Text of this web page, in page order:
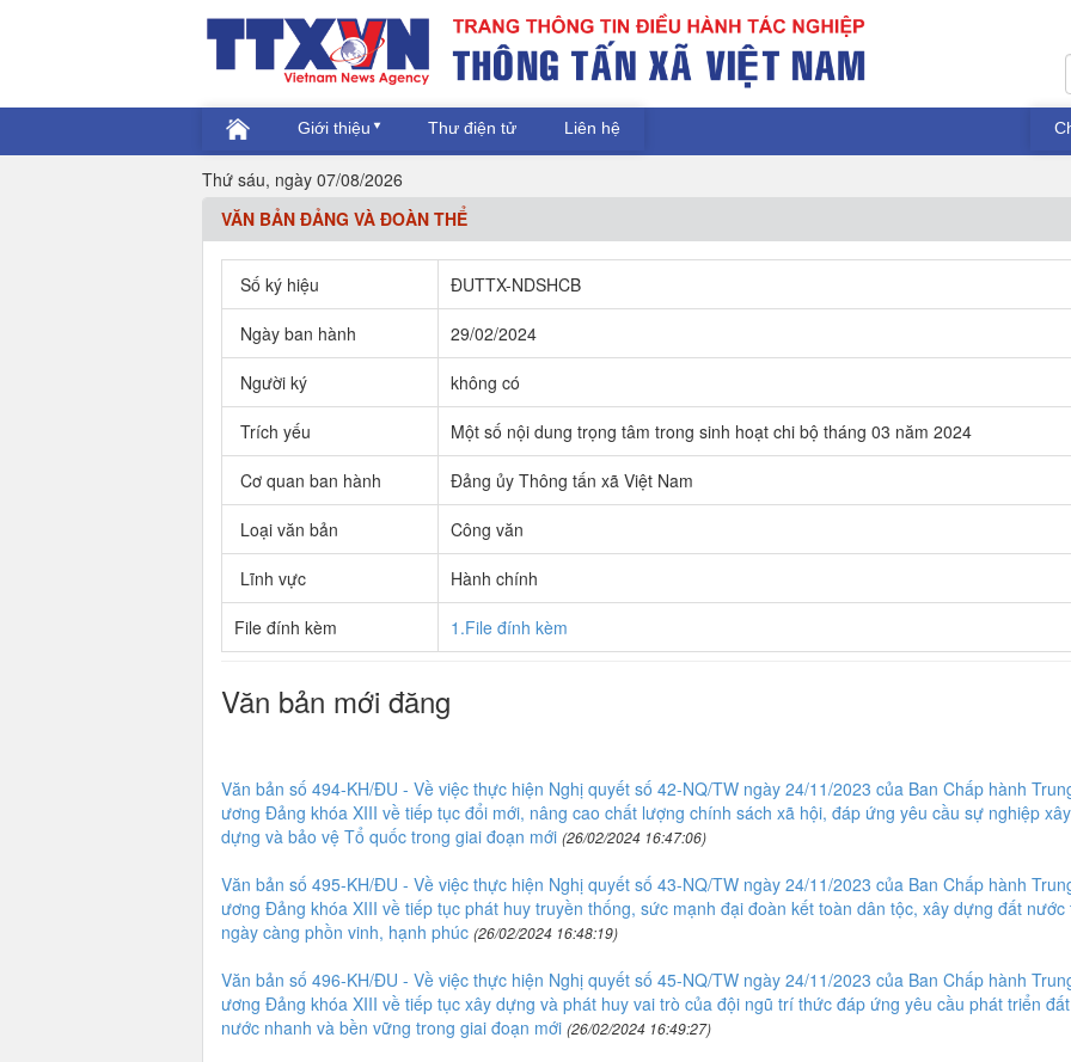
Giới thiệu Thư điện tử Liên hệ
Thứ sáu, ngày 07/08/2026
VĂN BẢN ĐẢNG VÀ ĐOÀN THỂ
Số ký hiệu ĐUTTX-NDSHCB
Ngày ban hành 29/02/2024
Người ký không có
Trích yếu Một số nội dung trọng tâm trong sinh hoạt chi bộ tháng 03 năm 2024
Cơ quan ban hành Đảng ủy Thông tấn xã Việt Nam
Loại văn bản Công văn
Lĩnh vực Hành chính
File đính kèm 1.File đính kèm
Văn bản mới đăng
Văn bản số 494-KH/ĐU - Về việc thực hiện Nghị quyết số 42-NQ/TW ngày 24/11/2023 của Ban Chấp hành
ương Đảng khóa XIII về tiếp tục đổi mới, nâng cao chất lượng chính sách xã hội, đáp ứng yêu cầu sự nghiệp xây
dựng và bảo vệ Tổ quốc trong giai đoạn mới (26/02/2024 16:47:06)
Văn bản số 495-KH/ĐU - Về việc thực hiện Nghị quyết số 43-NQ/TW ngày 24/11/2023 của Ban Chấp hành
ương Đảng khóa XIII về tiếp tục phát huy truyền thống, sức mạnh đại đoàn kết toàn dân tộc, xây dựng đất nước
ngày càng phồn vinh, hạnh phúc (26/02/2024 16:48:19)
Văn bản số 496-KH/ĐU - Về việc thực hiện Nghị quyết số 45-NQ/TW ngày 24/11/2023 của Ban Chấp hành
ương Đảng khóa XIII về tiếp tục xây dựng và phát huy vai trò của đội ngũ trí thức đáp ứng yêu cầu phát triển đất
nước nhanh và bền vững trong giai đoạn mới (26/02/2024 16:49:27)